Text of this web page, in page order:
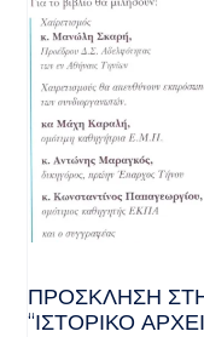
ΠΡΌΣΚΛΗΣΗ
“ΙΣΤΟΡΙΚΌ